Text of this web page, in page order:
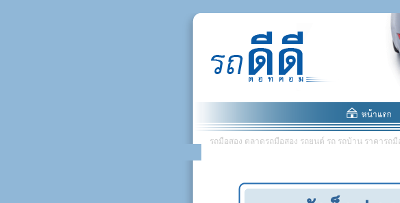
รถมือสอง ตลาดรถมือสอง รถยนต์ รถ รถบ้าน ราคารถมื